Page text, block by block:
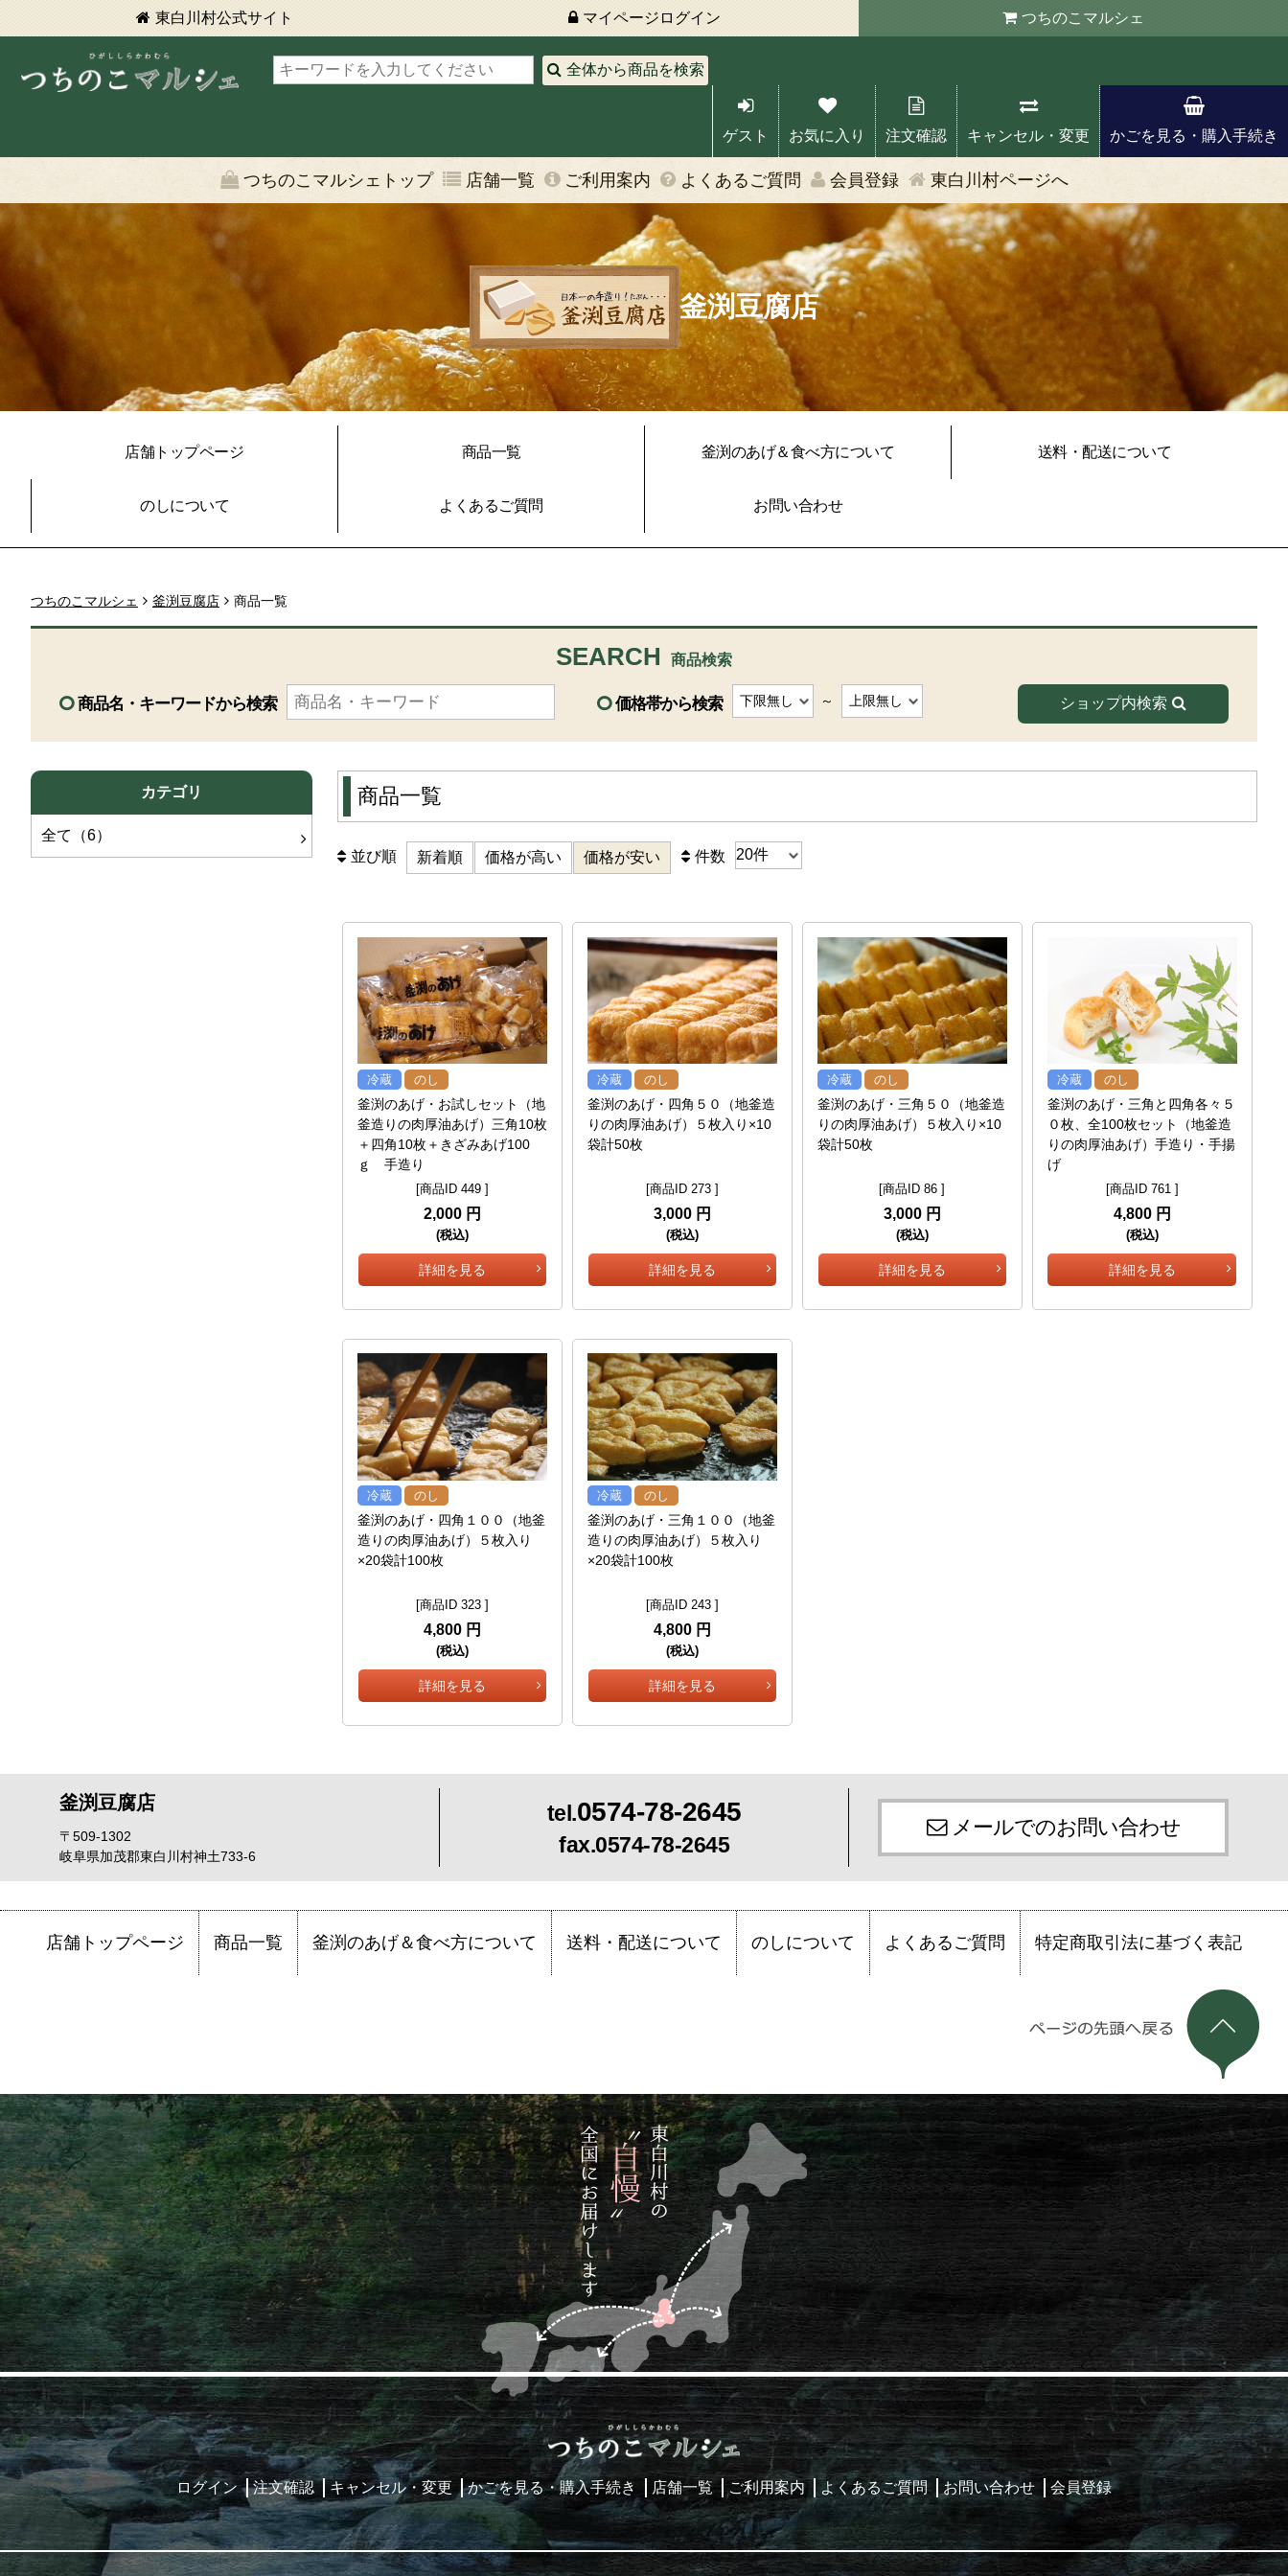
東白川村公式サイト マイページ ログイン つちのこ マルシェ
全体から商品を検索
ゲスト お気に入り 注文確認 キャンセル・変更 かごを見る・購入手続き
つちのこマルシェトップ 店舗一覧 ご利用案内 よくあるご質問 会員登録 東白川村ページへ
釜渕豆腐店
店舗トップページ 商品一覧 釜渕のあげ＆食べ方について 送料・配送について
のしについて よくあるご質問 お問い合わせ
つちのこマルシェ 釜渕豆腐店 商品一覧
SEARCH 商品検索
商品名・キーワードから検索 価格帯から検索 ～ ショップ内検索
商品一覧
並び順 新着順 価格が高い 価格が安い 件数
冷蔵 のし
釜渕のあげ・お試しセット（地
釜造りの肉厚油あげ）三角10枚
＋四角10枚＋きざみあげ100
ｇ 手造り
[商品ID 449 ]
2,000 円
(税込)
詳細を見る
冷蔵 のし
釜渕のあげ・四角５０（地釜造
りの肉厚油あげ）５枚入り×10
袋計50枚
[商品ID 273 ]
3,000 円
(税込)
詳細を見る
冷蔵 のし
釜渕のあげ・三角５０（地釜造
りの肉厚油あげ）５枚入り×10
袋計50枚
[商品ID 86 ]
3,000 円
(税込)
詳細を見る
冷蔵 のし
釜渕のあげ・三角と四角各々５
０枚、全100枚セット（地釜造
りの肉厚油あげ）手造り・手揚
げ
[商品ID 761 ]
4,800 円
(税込)
詳細を見る
冷蔵 のし
釜渕のあげ・四角１００（地釜
造りの肉厚油あげ）５枚入り
×20袋計100枚
[商品ID 323 ]
4,800 円
(税込)
詳細を見る
冷蔵 のし
釜渕のあげ・三角１００（地釜
造りの肉厚油あげ）５枚入り
×20袋計100枚
[商品ID 243 ]
4,800 円
(税込)
詳細を見る
カテゴリ
全て（6）
釜渕豆腐店
〒509-1302
岐阜県加茂郡東白川村神土733-6
tel.0574-78-2645
fax.0574-78-2645
メールでのお問い合わせ
店舗トップページ 商品一覧 釜渕のあげ＆食べ方について 送料・配送について のしについて よくあるご質問 特定商取引法に基づく表記
ログイン 注文確認 キャンセル・変更 かごを見る・購入手続き 店舗一覧 ご利用案内 よくあるご質問 お問い合わせ 会員登録